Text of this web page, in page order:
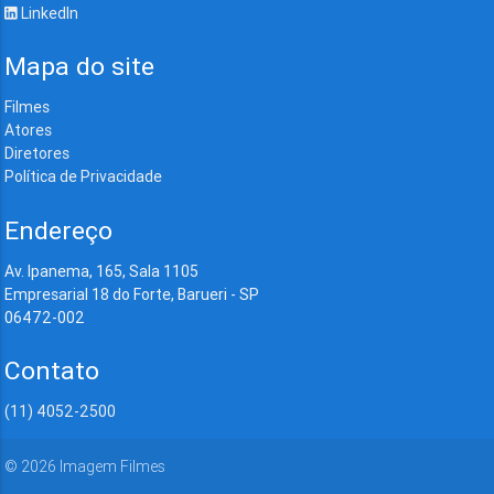
LinkedIn
Mapa do site
Filmes
Atores
Diretores
Política de Privacidade
Endereço
Av. Ipanema, 165, Sala 1105
Empresarial 18 do Forte, Barueri - SP
06472-002
Contato
(11) 4052-2500
© 2026 Imagem Filmes